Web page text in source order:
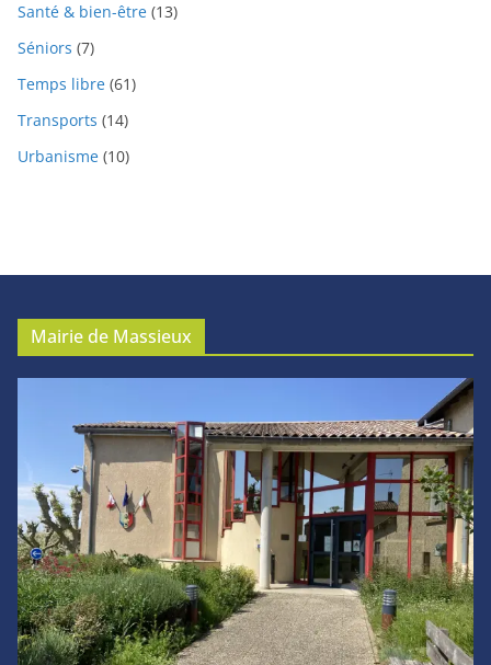
Santé & bien-être (13)
Séniors (7)
Temps libre (61)
Transports (14)
Urbanisme (10)
Mairie de Massieux